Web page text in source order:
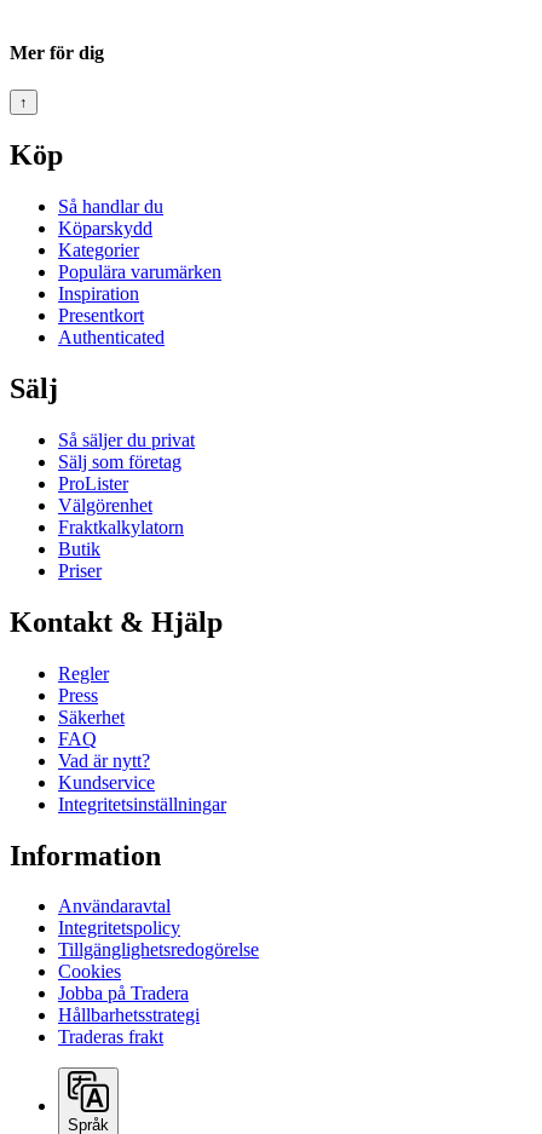
Mer för dig
↑
Köp
Så handlar du
Köparskydd
Kategorier
Populära varumärken
Inspiration
Presentkort
Authenticated
Sälj
Så säljer du privat
Sälj som företag
ProLister
Välgörenhet
Fraktkalkylatorn
Butik
Priser
Kontakt & Hjälp
Regler
Press
Säkerhet
FAQ
Vad är nytt?
Kundservice
Integritetsinställningar
Information
Användaravtal
Integritetspolicy
Tillgänglighetsredogörelse
Cookies
Jobba på Tradera
Hållbarhetsstrategi
Traderas frakt
Språk